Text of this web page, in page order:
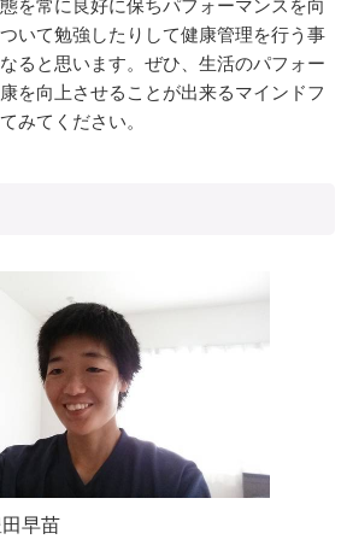
を常に良好に保ちパフォーマンスを向
いて勉強したりして健康管理を行う事
ると思います。ぜひ、生活のパフォー
を向上させることが出来るマインドフ
みてください。
早苗